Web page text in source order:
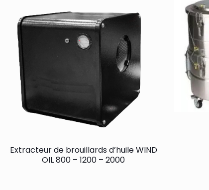
Extracteur de brouillards d’huile WIND
OIL 800 – 1200 – 2000